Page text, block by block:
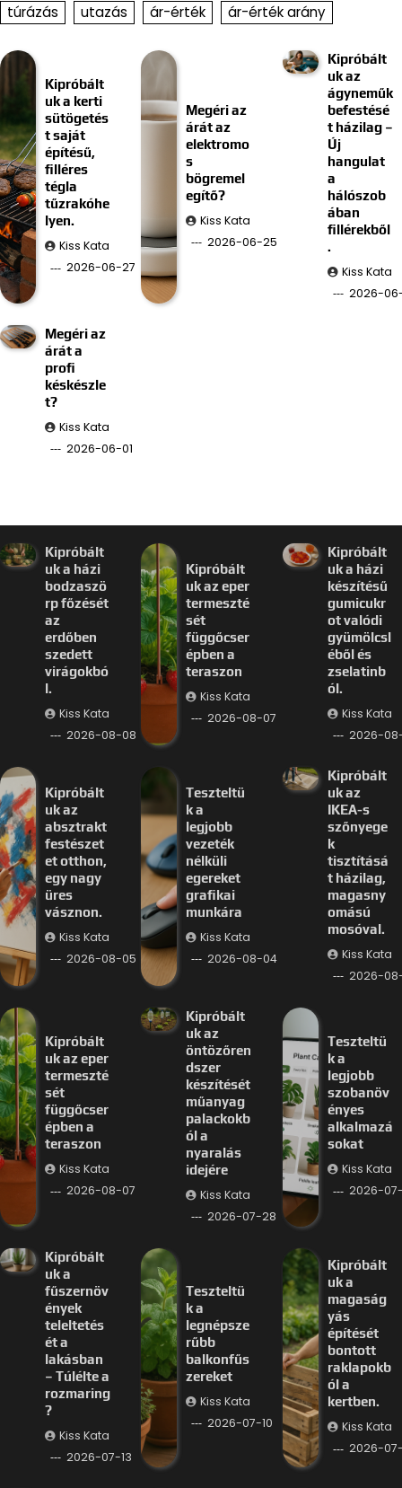
túrázás utazás ár-érték ár-érték arány
Kipróbált
uk a kerti
sütögetés
t saját
építésű,
filléres
tégla
tűzrakóhe
lyen.
Kiss Kata
2026-06-27
Megéri az
árát az
elektromo
s
bögremel
egítő?
Kiss Kata
2026-06-25
Kipróbált
uk az
ágyneműk
befestésé
t házilag –
Új
hangulat
a
hálószob
ában
fillérekből
.
Kiss Kata
2026-
Megéri az
árát a
profi
késkészle
t?
Kiss Kata
2026-06-01
Kipróbált
uk a házi
bodzaszö
rp főzését
az
erdőben
szedett
virágokbó
l.
Kiss Kata
2026-08-08
Kipróbált
uk az eper
termeszté
sét
függőcser
épben a
teraszon
Kiss Kata
2026-08-07
Kipróbált
uk a házi
készítésű
gumicukr
ot valódi
gyümölcsl
éből és
zselatinb
ól.
Kiss Kata
2026-
Kipróbált
uk az
absztrakt
festészet
et otthon,
egy nagy
üres
vásznon.
Kiss Kata
2026-08-05
Teszteltü
k a
legjobb
vezeték
nélküli
egereket
grafikai
munkára
Kiss Kata
2026-08-04
Kipróbált
uk az
IKEA-s
szőnyege
k
tisztításá
t házilag,
magasny
omású
mosóval.
Kiss Kata
2026-
Kipróbált
uk az eper
termeszté
sét
függőcser
épben a
teraszon
Kiss Kata
2026-08-07
Kipróbált
uk az
öntözőren
dszer
készítését
műanyag
palackokb
ól a
nyaralás
idejére
Kiss Kata
2026-07-28
Teszteltü
k a
legjobb
szobanöv
ényes
alkalmazá
sokat
Kiss Kata
2026-
Kipróbált
uk a
fűszernöv
ények
teleltetés
ét a
lakásban
– Túlélte a
rozmaring
?
Kiss Kata
2026-07-13
Teszteltü
k a
legnépsze
rűbb
balkonfűs
zereket
Kiss Kata
2026-07-10
Kipróbált
uk a
magaság
yás
építését
bontott
raklapokb
ól a
kertben.
Kiss Kata
2026-